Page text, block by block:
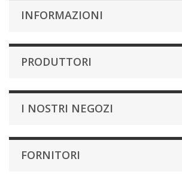
INFORMAZIONI
PRODUTTORI
I NOSTRI NEGOZI
FORNITORI